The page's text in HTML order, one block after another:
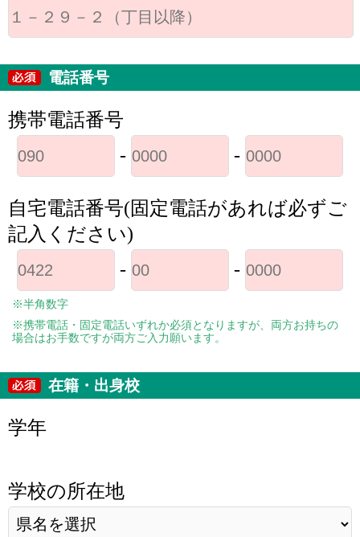
電話番号
携帯電話番号
-
-
自宅電話番号(固定電話があれば必ずご
記入ください)
-
-
※半角数字
※携帯電話・固定電話いずれか必須となりますが、両方お持ちの
場合はお手数ですが両方ご入力願います。
在籍・出身校
学年
学校の所在地